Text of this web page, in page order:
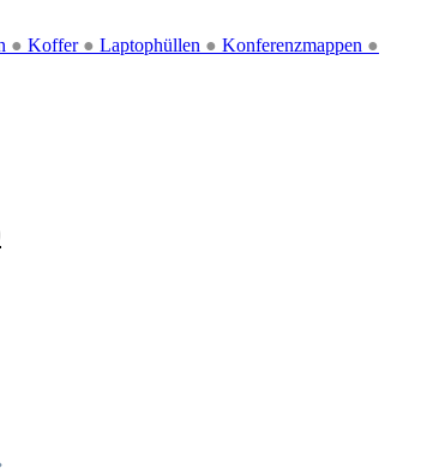
● Koffer ● Laptophüllen ● Konferenzmappen ●